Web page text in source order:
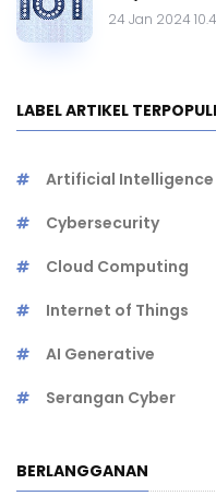
24 Jan 2024
LABEL ARTIKEL
Artificial Intelligence
Cybersecurity
Cloud Computing
Internet of Things
AI Generative
Serangan Cyber
BERLANGGANAN